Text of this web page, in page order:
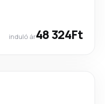
induló ár48 324Ft